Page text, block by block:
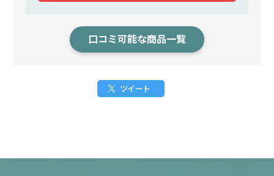
口コミ可能な商品一覧
ツイート